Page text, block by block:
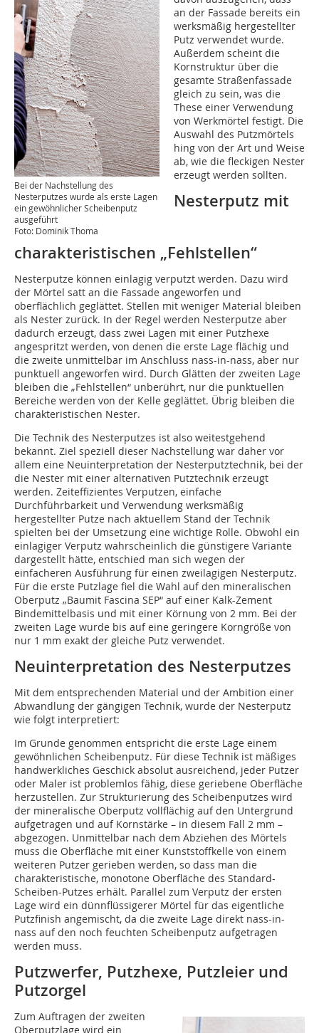
Bei der Nachstellung des
Nesterputzes wurde als erste Lagen
ein gewöhnlicher Scheibenputz
ausgeführt
Foto: Dominik Thoma
an der Fassade bereits ein
werksmäßig hergestellter
Putz verwendet wurde.
Außerdem scheint die
Kornstruktur über die
gesamte Straßenfassade
gleich zu sein, was die
These einer Verwendung
von Werkmörtel festigt. Die
Auswahl des Putzmörtels
hing von der Art und Weise
ab, wie die fleckigen Nester
erzeugt werden sollten.
Nesterputz mit
charakteristischen „Fehlstellen“
Nesterputze können einlagig verputzt werden. Dazu wird
der Mörtel satt an die Fassade angeworfen und
oberflächlich geglättet. Stellen mit weniger Material bleiben
als Nester zurück. In der Regel werden Nesterputze aber
dadurch erzeugt, dass zwei Lagen mit einer Putzhexe
angespritzt werden, von denen die erste Lage flächig und
die zweite unmittelbar im Anschluss nass-in-nass, aber nur
punktuell angeworfen wird. Durch Glätten der zweiten Lage
bleiben die „Fehlstellen“ unberührt, nur die punktuellen
Bereiche werden von der Kelle geglättet. Übrig bleiben die
charakteristischen Nester.
Die Technik des Nesterputzes ist also weitestgehend
bekannt. Ziel speziell dieser Nachstellung war daher vor
allem eine Neuinterpretation der Nesterputztechnik, bei der
die Nester mit einer alternativen Putztechnik erzeugt
werden. Zeiteffizientes Verputzen, einfache
Durchführbarkeit und Verwendung werksmäßig
hergestellter Putze nach aktuellem Stand der Technik
spielten bei der Umsetzung eine wichtige Rolle. Obwohl ein
einlagiger Verputz wahrscheinlich die günstigere Variante
dargestellt hätte, entschied man sich wegen der
einfacheren Ausführung für einen zweilagigen Nesterputz.
Für die erste Putzlage fiel die Wahl auf den mineralischen
Oberputz „Baumit Fascina SEP“ auf einer Kalk-Zement
Bindemittelbasis und mit einer Körnung von 2 mm. Bei der
zweiten Lage wurde bis auf eine geringere Korngröße von
nur 1 mm exakt der gleiche Putz verwendet.
Neuinterpretation des Nesterputzes
Mit dem entsprechenden Material und der Ambition einer
Abwandlung der gängigen Technik, wurde der Nesterputz
wie folgt interpretiert:
Im Grunde genommen entspricht die erste Lage einem
gewöhnlichen Scheibenputz. Für diese Technik ist mäßiges
handwerkliches Geschick absolut ausreichend, jeder Putzer
oder Maler ist problemlos fähig, diese geriebene Oberfläche
herzustellen. Zur Strukturierung des Scheibenputzes wird
der mineralische Oberputz vollflächig auf den Untergrund
aufgetragen und auf Kornstärke – in diesem Fall 2 mm –
abgezogen. Unmittelbar nach dem Abziehen des Mörtels
muss die Oberfläche mit einer Kunststoffkelle von einem
weiteren Putzer gerieben werden, so dass man die
charakteristische, monotone Oberfläche des Standard-
Scheiben-Putzes erhält. Parallel zum Verputz der ersten
Lage wird ein dünnflüssigerer Mörtel für das eigentliche
Putzfinish angemischt, da die zweite Lage direkt nass-in-
nass auf den noch feuchten Scheibenputz aufgetragen
werden muss.
Putzwerfer, Putzhexe, Putzleier und
Putzorgel
Zum Auftragen der zweiten
Oberputzlage wird ein